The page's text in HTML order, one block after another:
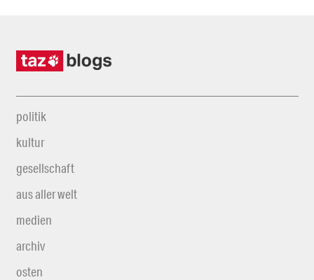
politik
kultur
gesellschaft
aus aller welt
medien
archiv
osten